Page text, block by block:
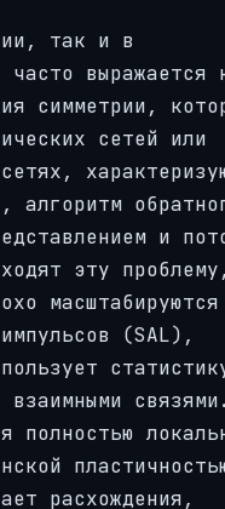
так и в
часто выражается
симметрии,
сетей или
алгоритм
и
эту проблему,
(SAL),
связями.
полностью
расхождения,